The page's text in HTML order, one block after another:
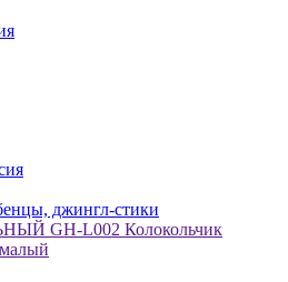
джингл-стики
GH-L002 Колокольчик